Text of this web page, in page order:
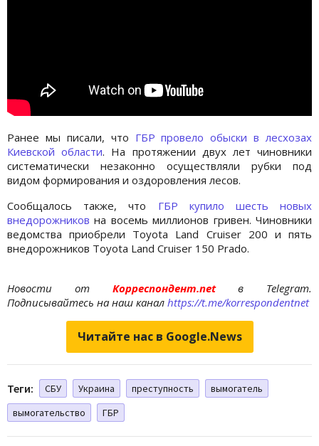
Ранее мы писали, что ГБР провело обыски в лесхозах
Киевской области. На протяжении двух лет чиновники
систематически незаконно осуществляли рубки под
видом формирования и оздоровления лесов.
Сообщалось также, что ГБР купило шесть новых
внедорожников на восемь миллионов гривен. Чиновники
ведомства приобрели Toyota Land Cruiser 200 и пять
внедорожников Toyota Land Cruiser 150 Prado.
Новости отКорреспондент.netв Telegram.
Подписывайтесь на наш канал https://t.me/korrespondentnet
Читайте нас в Google.News
Теги: СБУ Украина преступность
вымогатель
вымогательство
ГБР